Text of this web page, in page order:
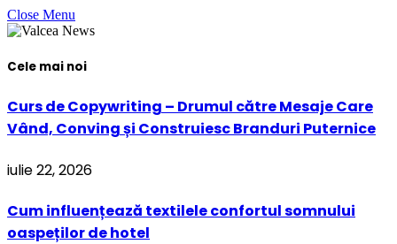
Close Menu
Cele mai noi
Curs de Copywriting – Drumul către Mesaje Care
Vând, Conving și Construiesc Branduri Puternice
iulie 22, 2026
Cum influențează textilele confortul somnului
oaspeților de hotel